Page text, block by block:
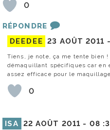
0
RÉPONDRE
DEEDEE 23 AOÛT 2011 -
Tiens, je note, ça me tente bien
démaquillant spécifiques car en
assez efficace pour le
0
ISA 22 AOÛT 2011 - 08